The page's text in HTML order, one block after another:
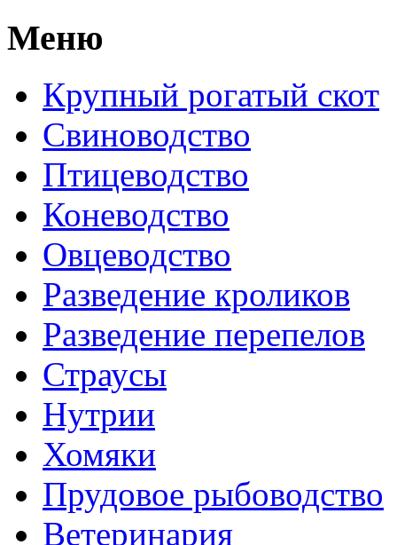
Меню
Крупный рогатый скот
Свиноводство
Птицеводство
Коневодство
Овцеводство
Разведение кроликов
Разведение перепелов
Страусы
Нутрии
Хомяки
Прудовое рыбоводство
Ветеринария